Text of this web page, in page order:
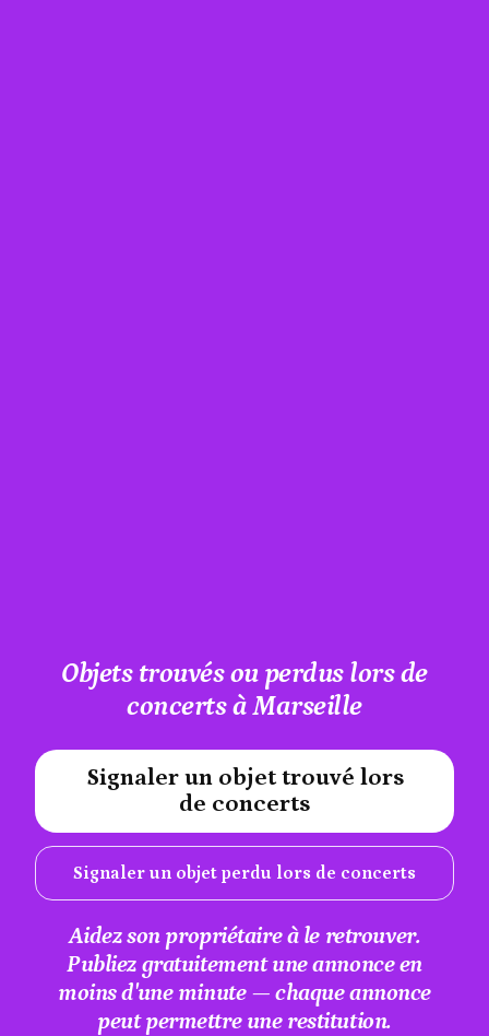
Objets trouvés ou perdus lors de
concerts à Marseille
Signaler un objet trouvé lors
de concerts
Signaler un objet perdu lors de concerts
#A12AEB
Aidez son propriétaire à le retrouver.
Publiez gratuitement une annonce en
moins d'une minute — chaque annonce
peut permettre une restitution.